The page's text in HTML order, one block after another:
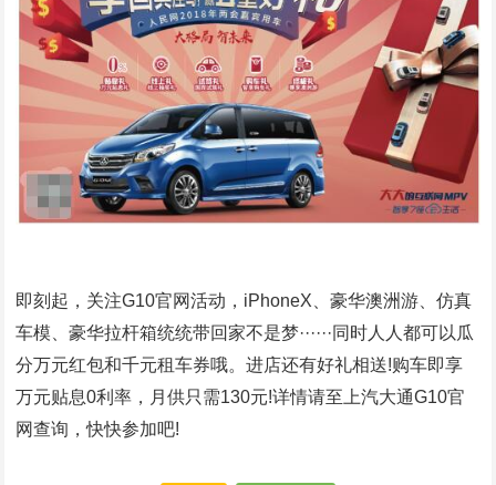
即刻起，关注G10官网活动，iPhoneX、豪华澳洲游、仿真
车模、豪华拉杆箱统统带回家不是梦······同时人人都可以瓜
分万元红包和千元租车券哦。进店还有好礼相送!购车即享
万元贴息0利率，月供只需130元!详情请至上汽大通G10官
网查询，快快参加吧!